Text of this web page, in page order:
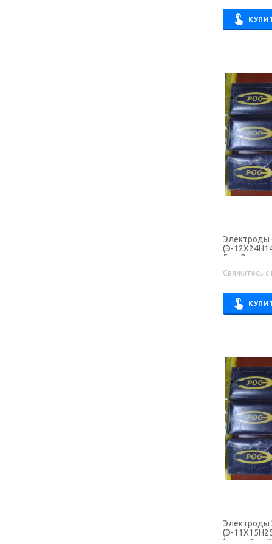
Электроды
(Э-
5 кг,
Свяжитесь с
Электроды
(Э-
(пачка 3 кг,